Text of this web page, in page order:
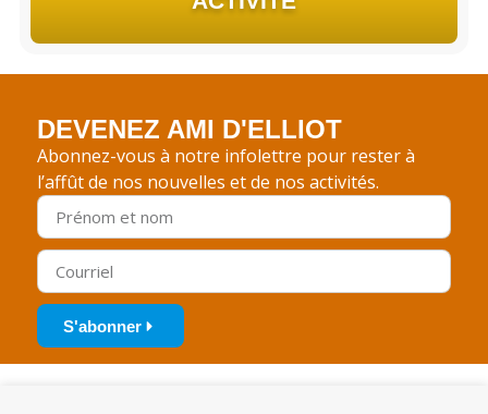
DEVENEZ AMI D'ELLIOT
Abonnez-vous à notre infolettre pour rester à
l’affût de nos nouvelles et de nos activités.
S'abonner